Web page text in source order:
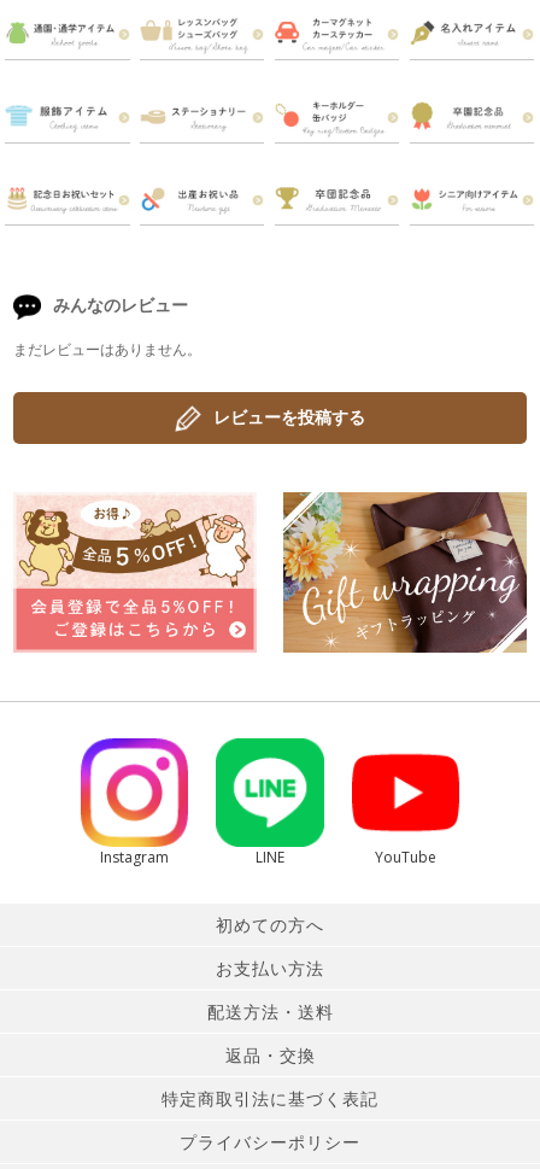
みんなのレビュー
まだレビューはありません。
レビューを投稿する
Instagram LINE YouTube
初めての方へ
お支払い方法
配送方法・送料
返品・交換
特定商取引法に基づく表記
プライバシーポリシー